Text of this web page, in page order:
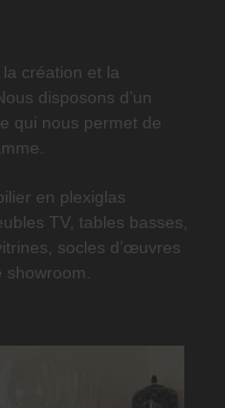
création et la
disposons d’un
qui nous permet de
en plexiglas
TV, tables basses,
socles d’œuvres
showroom.